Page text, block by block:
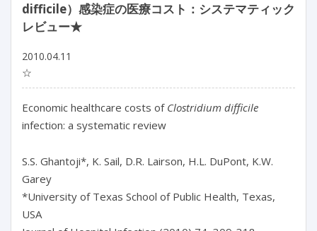
difficile）感染症の医療コスト：システマティック
レビュー★
2010.04.11
☆
Economic healthcare costs of Clostridium difficile
infection: a systematic review
S.S. Ghantoji*, K. Sail, D.R. Lairson, H.L. DuPont, K.W.
Garey
*University of Texas School of Public Health, Texas,
USA